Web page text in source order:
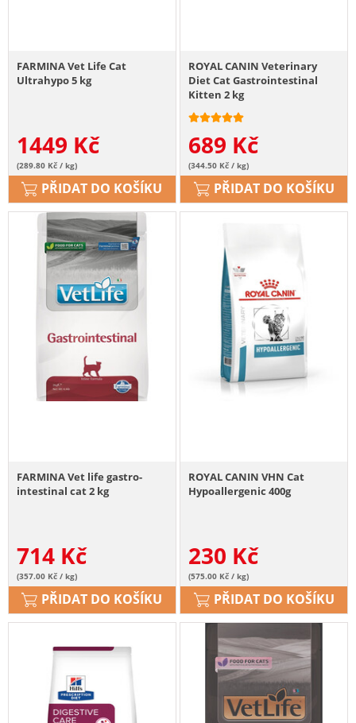
FARMINA Vet Life Cat
Ultrahypo 5 kg
1449 Kč
(289.80 Kč / kg)
PŘIDAT DO KOŠÍKU
ROYAL CANIN Veterinary
Diet Cat Gastrointestinal
Kitten 2 kg
689 Kč
(344.50 Kč / kg)
PŘIDAT DO KOŠÍKU
FARMINA Vet life gastro-
intestinal cat 2 kg
714 Kč
(357.00 Kč / kg)
PŘIDAT DO KOŠÍKU
ROYAL CANIN VHN Cat
Hypoallergenic 400g
230 Kč
(575.00 Kč / kg)
PŘIDAT DO KOŠÍKU